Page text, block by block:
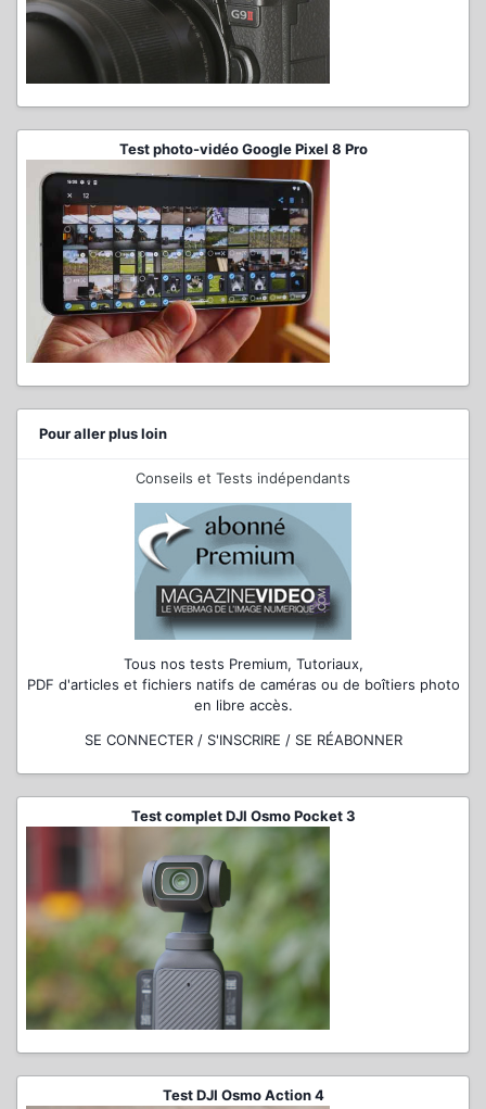
Test photo-vidéo Google Pixel 8 Pro
Pour aller plus loin
Conseils et Tests indépendants
Tous nos tests Premium, Tutoriaux,
PDF d'articles et fichiers natifs de caméras ou de boîtiers photo
en libre accès.
SE CONNECTER / S'INSCRIRE / SE RÉABONNER
Test complet DJI Osmo Pocket 3
Test DJI Osmo Action 4